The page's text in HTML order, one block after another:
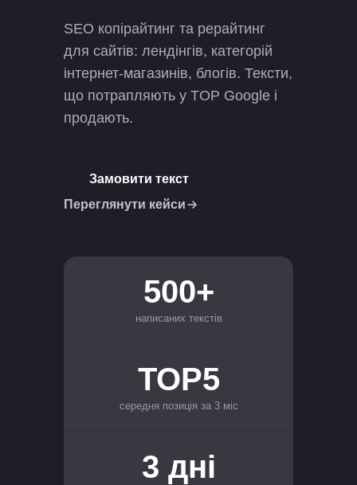
SEO копірайтинг та рерайтинг
для сайтів: лендінгів, категорій
інтернет-магазинів, блогів. Тексти,
що потрапляють у TOP Google і
продають.
Замовити текст
Переглянути кейси
500+
написаних текстів
TOP5
середня позиція за 3 міс
3 дні